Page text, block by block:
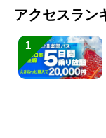
アクセスラン
1